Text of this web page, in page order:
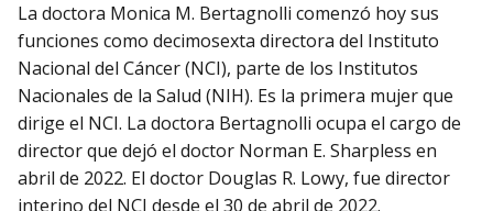
La doctora Monica M. Bertagnolli comenzó hoy sus
funciones como decimosexta directora del Instituto
Nacional del Cáncer (NCI), parte de los Institutos
Nacionales de la Salud (NIH). Es la primera mujer que
dirige el NCI. La doctora Bertagnolli ocupa el cargo de
director que dejó el doctor Norman E. Sharpless en
abril de 2022. El doctor Douglas R. Lowy, fue director
interino del NCI desde el 30 de abril de 2022.